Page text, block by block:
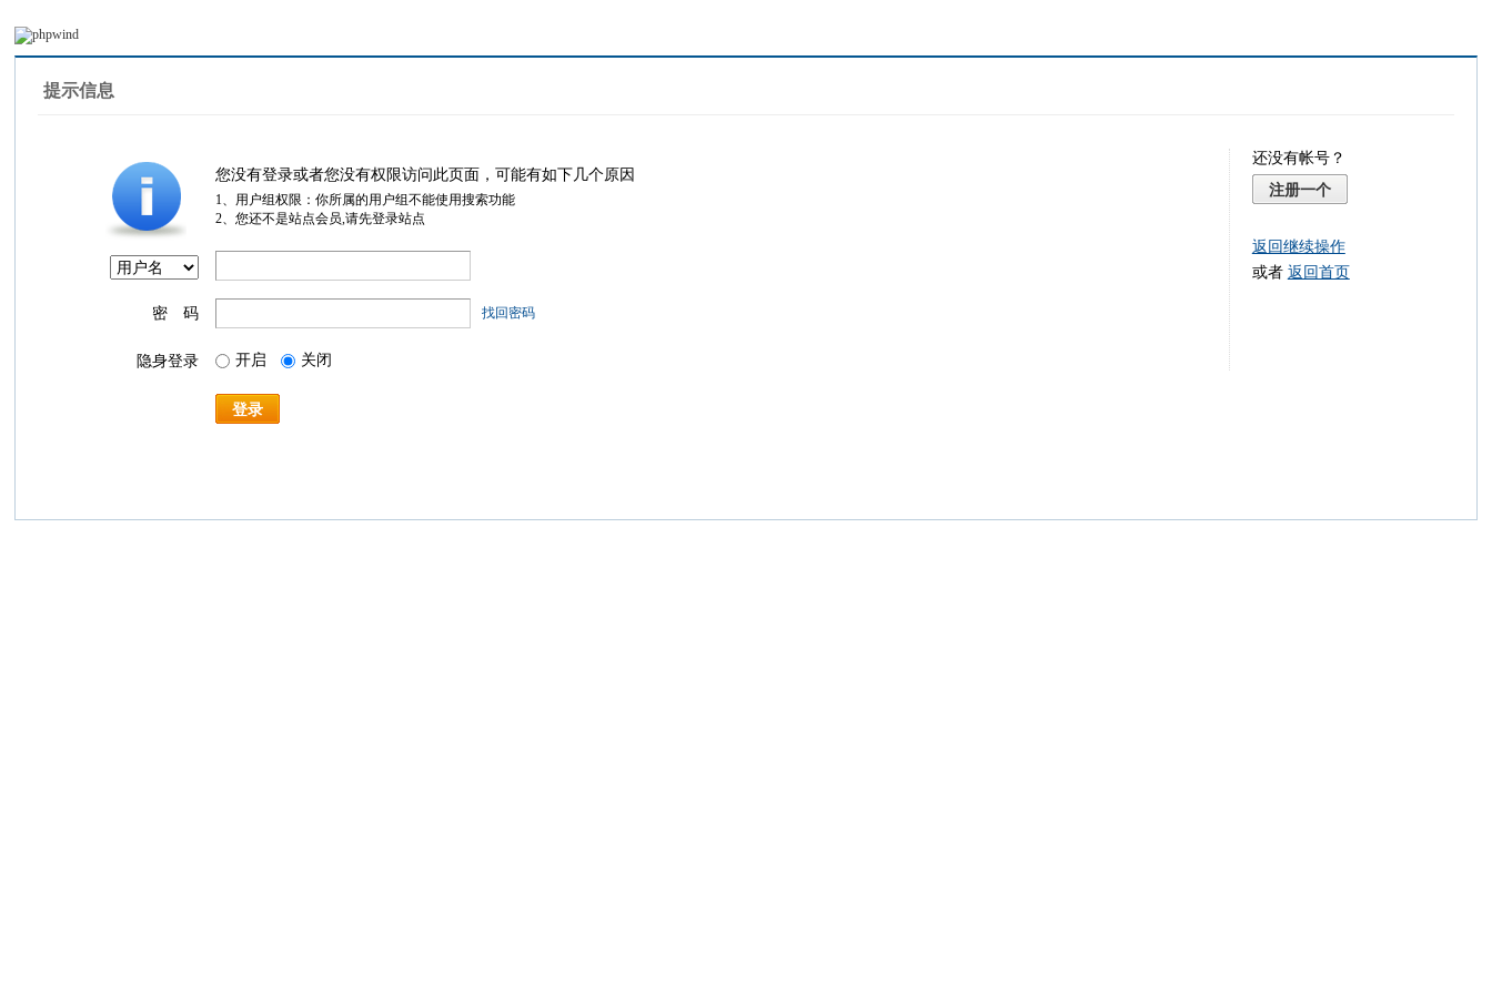
提示信息
您没有登录或者您没有权限访问此页面，可能有如下几个原因
1、用户组权限：你所属的用户组不能使用搜索功能
2、您还不是站点会员,请先登录站点
密 码 找回密码
隐身登录 开启 关闭
登录
还没有帐号？
注册一个
返回继续操作
或者 返回首页